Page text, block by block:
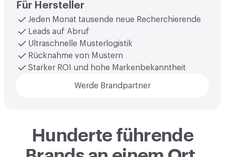
Für Hersteller
Jeden Monat tausende neue Recherchierende
Leads auf Abruf
Ultraschnelle Musterlogistik
Rücknahme von Mustern
Starker ROI und hohe Markenbekanntheit
Werde Brandpartner
Hunderte führende